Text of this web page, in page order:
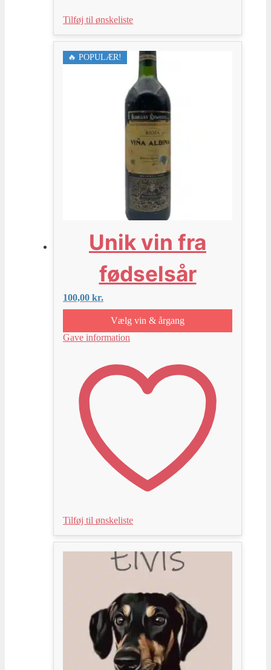
Tilføj til ønskeliste
🔥 POPULÆR!
Unik vin fra
fødselsår
100,00 kr.
Vælg vin & årgang
Gave information
Tilføj til ønskeliste